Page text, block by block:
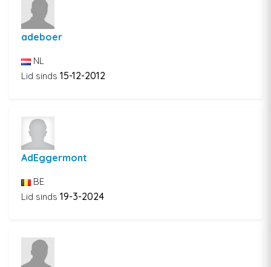
adeboer
NL
Lid sinds 15-12-2012
AdEggermont
BE
Lid sinds 19-3-2024